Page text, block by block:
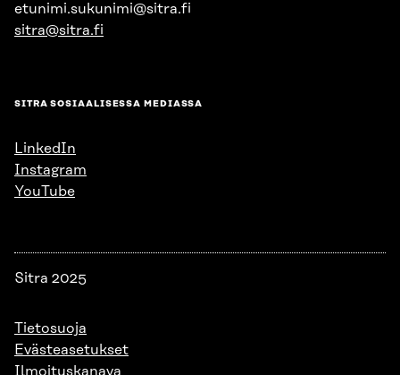
etunimi.sukunimi@sitra.fi
sitra@sitra.fi
SITRA SOSIAALISESSA MEDIASSA
LinkedIn
Instagram
YouTube
Sitra 2025
Tietosuoja
Evästeasetukset
Ilmoituskanava